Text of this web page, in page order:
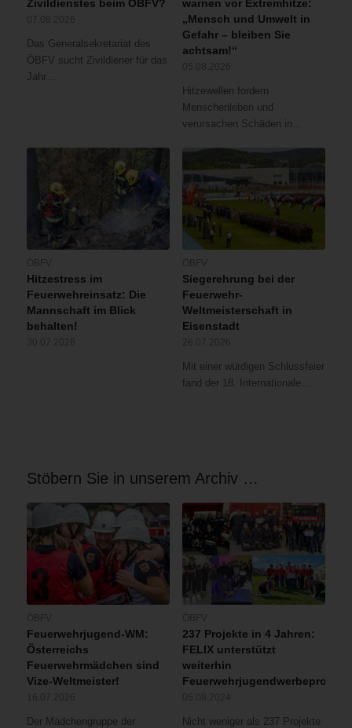
Zivildienstes beim ÖBFV?
Das Generalsekretariat des
ÖBFV sucht Zivildiener für das
Jahr…
warnen vor Extremhitze:
„Mensch und Umwelt in
Gefahr – bleiben Sie
achtsam!“
Hitzewellen fordern
Menschenleben und
verursachen Schäden in…
Hitzestress im
Feuerwehreinsatz: Die
Mannschaft im Blick
behalten!
Siegerehrung bei der
Feuerwehr-
Weltmeisterschaft in
Eisenstadt
Mit einer würdigen Schlussfeier
fand der 18. Internationale…
Stöbern Sie in unserem Archiv …
Feuerwehrjugend-WM:
Österreichs
Feuerwehrmädchen sind
Vize-Weltmeister!
Der Mädchengruppe der
237 Projekte in 4 Jahren:
FELIX unterstützt
weiterhin
Feuerwehrjugendwerbeprojekte
Nicht weniger als 237 Projekte